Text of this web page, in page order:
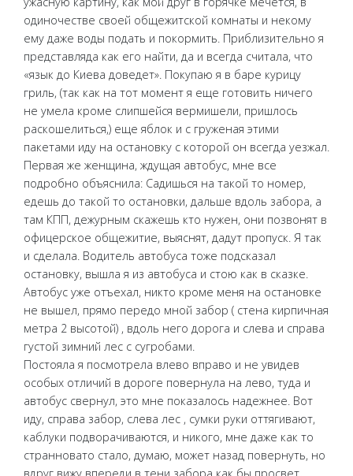
одиночестве своей общежитской комнаты и некому
ему даже воды подать и покормить. Приблизительно я
представляда как его найти, да и всегда считала, что
«язык до Киева доведет». Покупаю я в баре курицу
гриль, (так как на тот момент я еще готовить ничего
не умела кроме слипшейся вермишели, пришлось
раскошелиться,) еще яблок и с груженая этими
пакетами иду на остановку с которой он всегда уезжал.
Первая же женщина, ждущая автобус, мне все
подробно объяснила: Садишься на такой то номер,
едешь до такой то остановки, дальше вдоль забора, а
там КПП, дежурным скажешь кто нужен, они позвонят в
офицерское общежитие, выяснят, дадут пропуск. Я так
и сделала. Водитель автобуса тоже подсказал
остановку, вышла я из автобуса и стою как в сказке.
Автобус уже отъехал, никто кроме меня на остановке
не вышел, прямо передо мной забор ( стена кирпичная
метра 2 высотой) , вдоль него дорога и слева и справа
густой зимний лес с сугробами.
Постояла я посмотрела влево вправо и не увидев
особых отличий в дороге повернула на лево, туда и
автобус свернул, это мне показалось надежнее. Вот
иду, справа забор, слева лес , сумки руки оттягивают,
каблуки подворачиваются, и никого, мне даже как то
странновато стало, думаю, может назад повернуть, но